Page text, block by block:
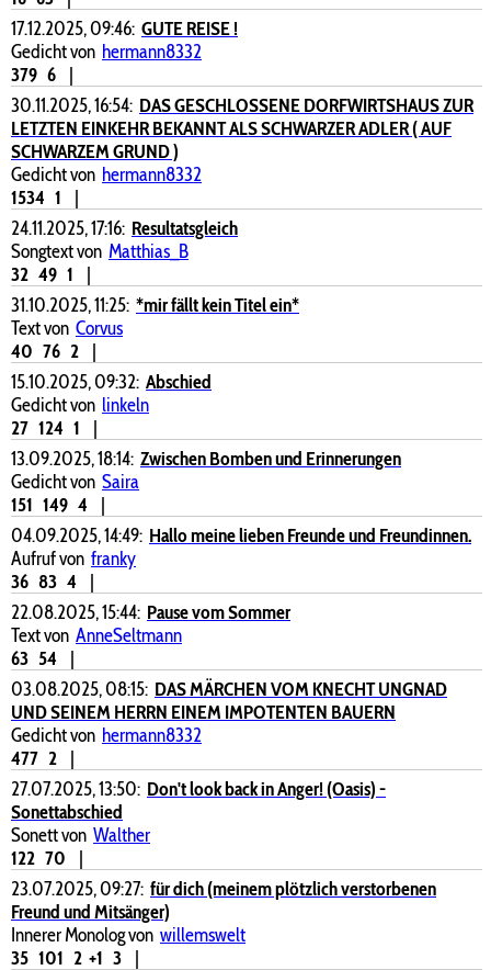
17.12.2025, 09:46: GUTE REISE !
Gedicht von hermann8332
379 6
|
30.11.2025, 16:54: DAS GESCHLOSSENE DORFWIRTSHAUS ZUR
LETZTEN EINKEHR BEKANNT ALS SCHWARZER ADLER ( AUF
SCHWARZEM GRUND )
Gedicht von hermann8332
1534 1
|
24.11.2025, 17:16: Resultatsgleich
Songtext von Matthias_B
32 49 1
|
31.10.2025, 11:25: *mir fällt kein Titel ein*
Text von Corvus
40 76 2
|
15.10.2025, 09:32: Abschied
Gedicht von linkeln
27 124 1
|
13.09.2025, 18:14: Zwischen Bomben und Erinnerungen
Gedicht von Saira
151 149 4
|
04.09.2025, 14:49: Hallo meine lieben Freunde und Freundinnen.
Aufruf von franky
36 83 4
|
22.08.2025, 15:44: Pause vom Sommer
Text von AnneSeltmann
63 54
|
03.08.2025, 08:15: DAS MÄRCHEN VOM KNECHT UNGNAD
UND SEINEM HERRN EINEM IMPOTENTEN BAUERN
Gedicht von hermann8332
477 2
|
27.07.2025, 13:50: Don't look back in Anger! (Oasis) -
Sonettabschied
Sonett von Walther
122 70
|
23.07.2025, 09:27: für dich (meinem plötzlich verstorbenen
Freund und Mitsänger)
Innerer Monolog von willemswelt
35 101 2 +1 3
|